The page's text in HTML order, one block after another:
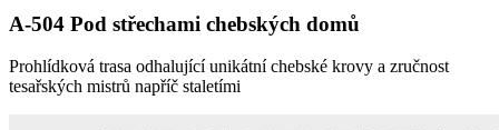
A-504 Pod střechami chebských domů
Prohlídková trasa odhalující unikátní chebské krovy a zručnost
tesařských mistrů napříč staletími